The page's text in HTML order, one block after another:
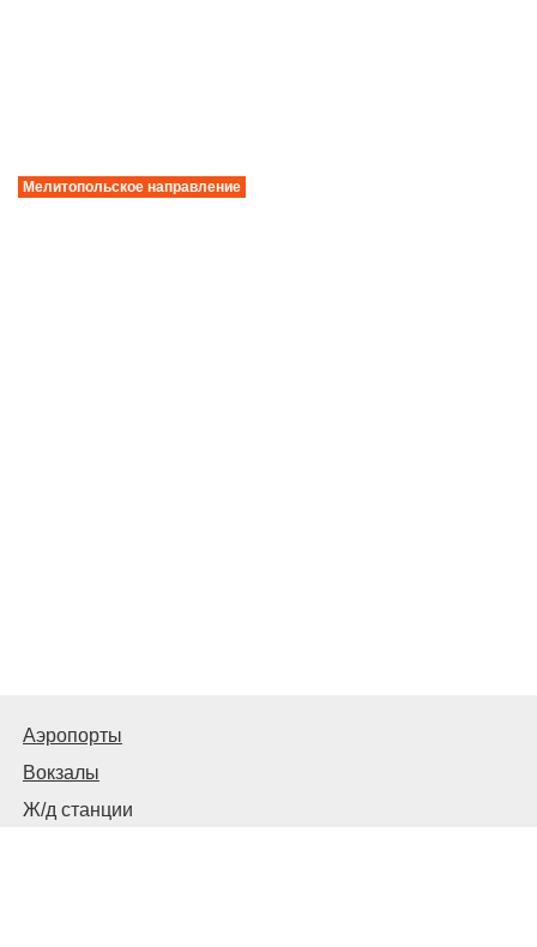
Мелитопольское направление
Аэропорты
Вокзалы
Ж/д станции